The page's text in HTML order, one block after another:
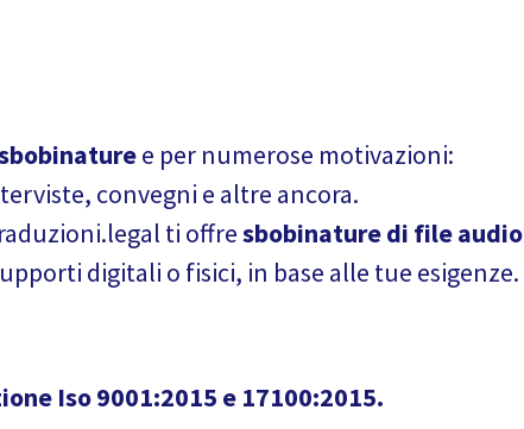
e per numerose motivazioni:
convegni e altre ancora.
ti offresbobinature di file audio
digitali o fisici, in base alle tue esigenze.
Iso 9001:2015 e 17100:2015.